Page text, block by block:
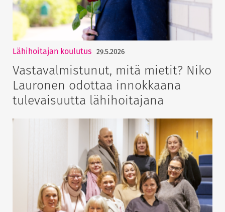
Lähihoitajan koulutus 29.5.2026
Vastavalmistunut, mitä mietit? Niko
Lauronen odottaa innokkaana
tulevaisuutta lähihoitajana